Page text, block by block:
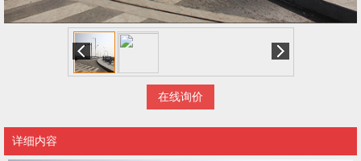
在线询价
详细内容